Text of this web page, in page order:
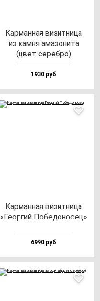
Кар­ман­ная ви­зит­ни­ца
из кам­ня ама­зо­ни­та
(цвет се­реб­ро)
1930 руб
Кар­ман­ная ви­зит­ни­ца
«Геор­гий Побе­до­но­сец»
6990 руб